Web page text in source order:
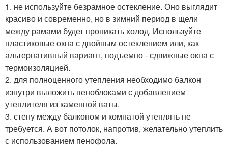
1. не используйте безрамное остекление. Оно выглядит
красиво и современно, но в зимний период в щели
между рамами будет проникать холод. Используйте
пластиковые окна с двойным остеклением или, как
альтернативный вариант, подъемно - сдвижные окна с
термоизоляцией.
2. для полноценного утепления необходимо балкон
изнутри выложить пеноблоками с добавлением
утеплителя из каменной ваты.
3. стену между балконом и комнатой утеплять не
требуется. А вот потолок, напротив, желательно утеплить
с использованием пенофола.